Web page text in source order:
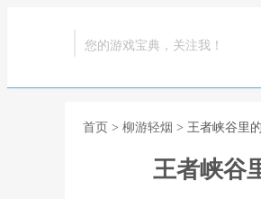
您的游戏宝典，关注我！
首页 > 柳游轻烟 > 王者峡谷里
王者峡谷